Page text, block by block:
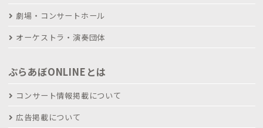
劇場・コンサートホール
オーケストラ・演奏団体
ぶらあぼONLINEとは
コンサート情報掲載について
広告掲載について